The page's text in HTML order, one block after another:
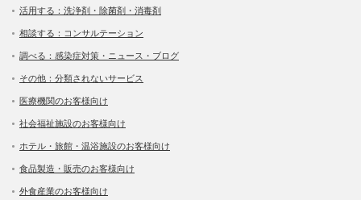
活用する：洗浄剤・除菌剤・消毒剤
相談する：コンサルテーション
調べる：感染症対策・ニュース・ブログ
その他：分類されないサービス
医療機関のお客様向け
社会福祉施設のお客様向け
ホテル・旅館・温浴施設のお客様向け
食品製造・販売のお客様向け
外食産業のお客様向け